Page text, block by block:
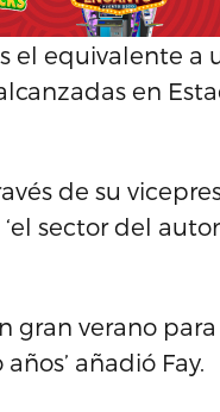
el equivalente a
en
de su
sector del
gran verano
añadió Fay.